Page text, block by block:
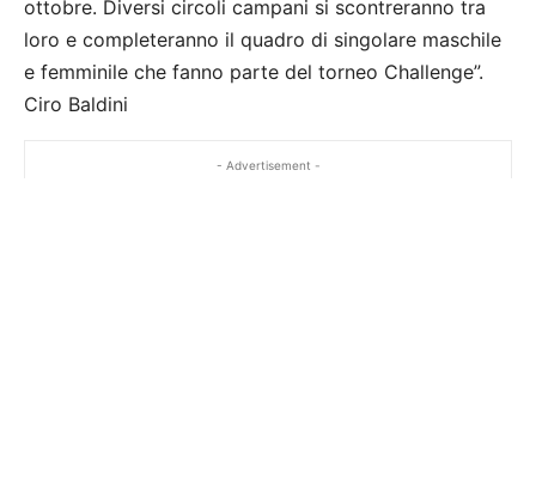
ottobre. Diversi circoli campani si scontreranno tra
loro e completeranno il quadro di singolare maschile
e femminile che fanno parte del torneo Challenge”.
Ciro Baldini
- Advertisement -